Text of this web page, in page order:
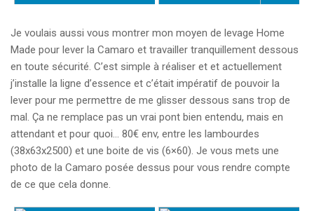
Je voulais aussi vous montrer mon moyen de levage Home
Made pour lever la Camaro et travailler tranquillement dessous
en toute sécurité. C’est simple à réaliser et et actuellement
j’installe la ligne d’essence et c’était impératif de pouvoir la
lever pour me permettre de me glisser dessous sans trop de
mal. Ça ne remplace pas un vrai pont bien entendu, mais en
attendant et pour quoi… 80€ env, entre les lambourdes
(38x63x2500) et une boite de vis (6×60). Je vous mets une
photo de la Camaro posée dessus pour vous rendre compte
de ce que cela donne.